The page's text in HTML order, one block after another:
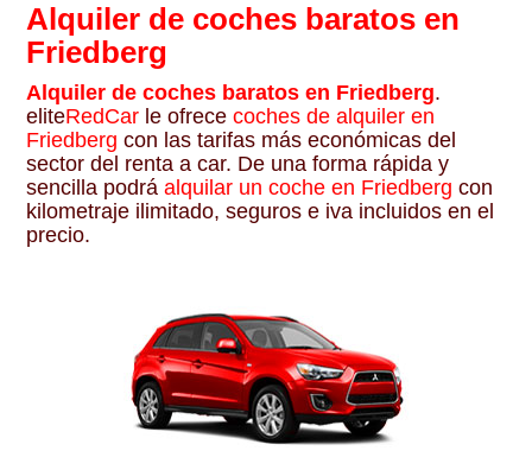
Alquiler de coches baratos en
Friedberg
Alquiler de coches baratos en Friedberg.
eliteRedCar le ofrececoches de alquiler en
Friedberg con las tarifas más económicas del
sector del renta a car. De una forma rápida y
sencilla podráalquilar un coche en Friedberg con
kilometraje ilimitado, seguros e iva incluidos en el
precio.